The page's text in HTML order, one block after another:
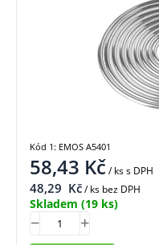
58,43 Kč/ kss DPH
48,29 Kč/ ks bez DPH
Skladem (19 ks)
Kód 1: EMOS A5401